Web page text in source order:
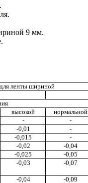
9 мм.
ленты шириной
высокой нормальной
- -
-0,01 -
-0,015 -
-0,02 -0,04
-0,025 -0,05
-0,03 -0,07
-0,04 -0,09